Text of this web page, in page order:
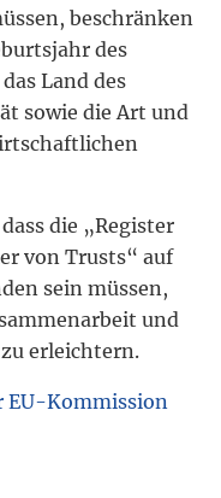
beschränken
des
Land des
sowie die Art und
die „Register
von Trusts“ auf
sein müssen,
und
erleichtern.
EU-Kommission